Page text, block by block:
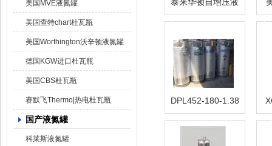
氮罐
美国MVE液氮罐
美国查特chart杜瓦瓶
美国Worthington沃辛顿液氮罐
德国KGW进口杜瓦瓶
美国CBS杜瓦瓶
赛默飞Thermo|热电杜瓦瓶
国产液氮罐
科莱斯液氮罐
DPL452-180-1.38